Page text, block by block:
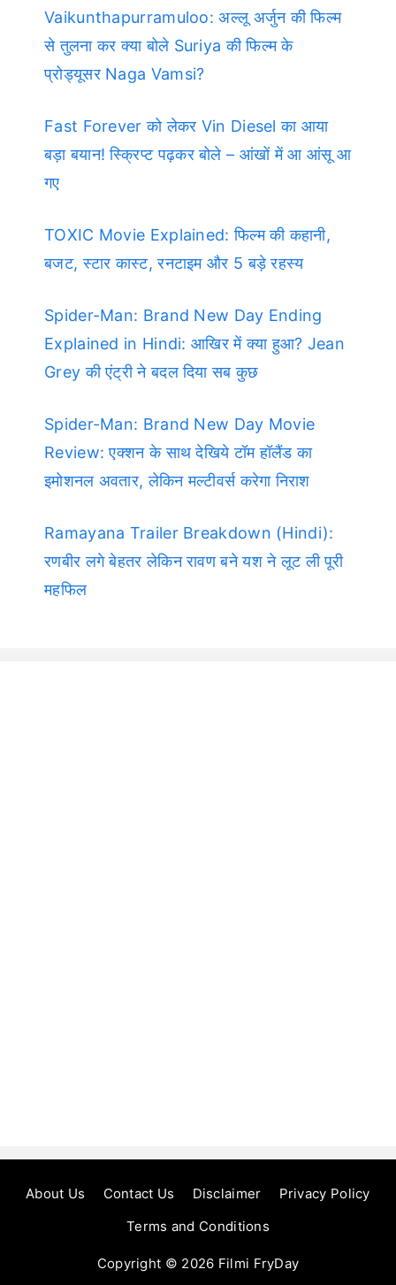
Vaikunthapurramuloo: अल्लू अर्जुन की फिल्म
से तुलना कर क्या बोले Suriya की फिल्म के
प्रोड्यूसर Naga Vamsi?
Fast Forever को लेकर Vin Diesel का आया
बड़ा बयान! स्क्रिप्ट पढ़कर बोले – आंखों में आ आंसू आ
गए
TOXIC Movie Explained: फिल्म की कहानी,
बजट, स्टार कास्ट, रनटाइम और 5 बड़े रहस्य
Spider-Man: Brand New Day Ending
Explained in Hindi: आखिर में क्या हुआ? Jean
Grey की एंट्री ने बदल दिया सब कुछ
Spider-Man: Brand New Day Movie
Review: एक्शन के साथ देखिये टॉम हॉलैंड का
इमोशनल अवतार, लेकिन मल्टीवर्स करेगा निराश
Ramayana Trailer Breakdown (Hindi):
रणबीर लगे बेहतर लेकिन रावण बने यश ने लूट ली पूरी
महफिल
About Us Contact Us Disclaimer
Privacy Policy
Terms and Conditions
Copyright © 2026 Filmi FryDay